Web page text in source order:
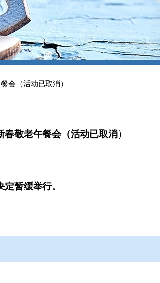
会（活动已取消）
春敬老午餐会（活动已取消）
暂缓举行。